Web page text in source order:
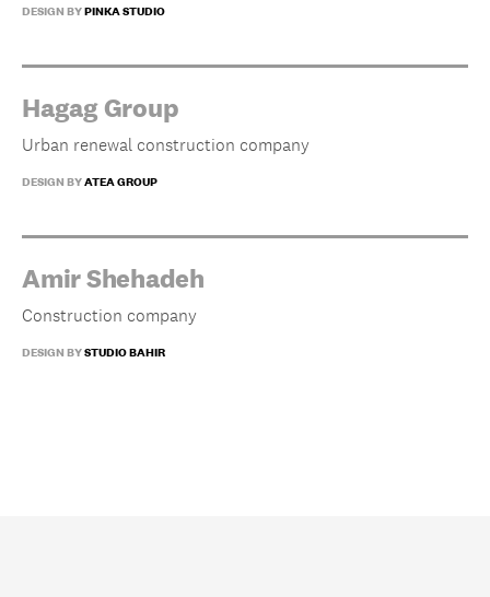
DESIGN BYPINKA STUDIO
Hagag Group
Urban renewal construction company
DESIGN BYATEA GROUP
Amir Shehadeh
Construction company
DESIGN BYSTUDIO BAHIR